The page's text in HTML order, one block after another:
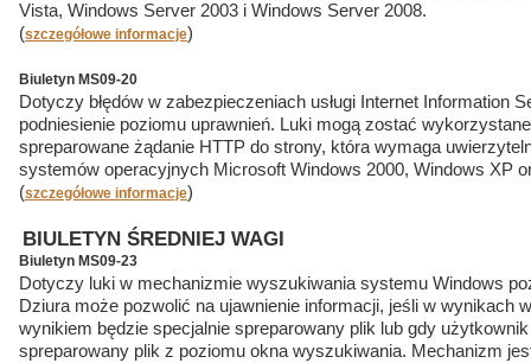
Vista, Windows Server 2003 i Windows Server 2008.
(szczegółowe informacje)
Biuletyn MS09-20
Dotyczy błędów w zabezpieczeniach usługi Internet Information
podniesienie poziomu uprawnień. Luki mogą zostać
spreparowane żądanie HTTP do strony, która wymaga
systemów operacyjnych Microsoft Windows 2000, Windows XP
(szczegółowe informacje)
BIULETYN ŚREDNIEJ WAGI
Biuletyn MS09-23
Dotyczy luki w mechanizmie wyszukiwania systemu Windows
Dziura może pozwolić na ujawnienie informacji, jeśli w wynikach
wynikiem będzie specjalnie spreparowany plik lub gdy
spreparowany plik z poziomu okna wyszukiwania. Mechanizm